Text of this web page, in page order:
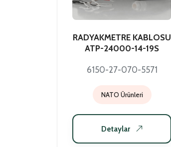
RADYAKMETRE KABLOSU
ATP-24000-14-19S
6150-27-070-5571
NATO Ürünleri
Detaylar